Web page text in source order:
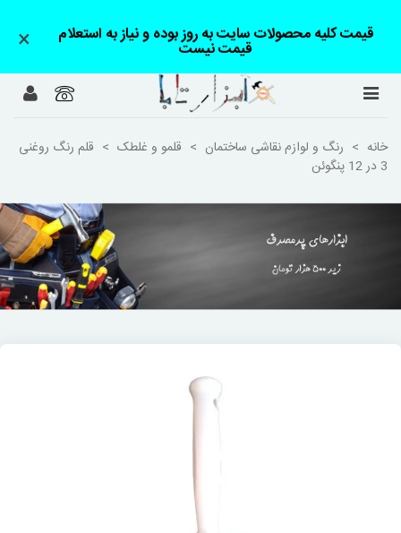
قیمت کلیه محصولات سایت به روز بوده و نیاز به استعلام
قیمت نیست ×
خانه > رنگ و لوازم نقاشی ساختمان > قلمو و غلطک > قلم رنگ روغنی
3 در 12 پنگوئن